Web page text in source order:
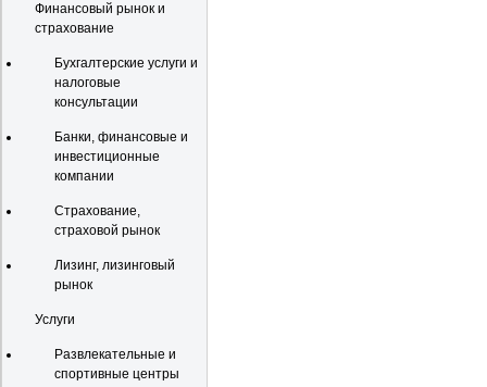
Финансовый рынок и
страхование
Бухгалтерские услуги и
налоговые
консультации
Банки, финансовые и
инвестиционные
компании
Страхование,
страховой рынок
Лизинг, лизинговый
рынок
Услуги
Развлекательные и
спортивные центры